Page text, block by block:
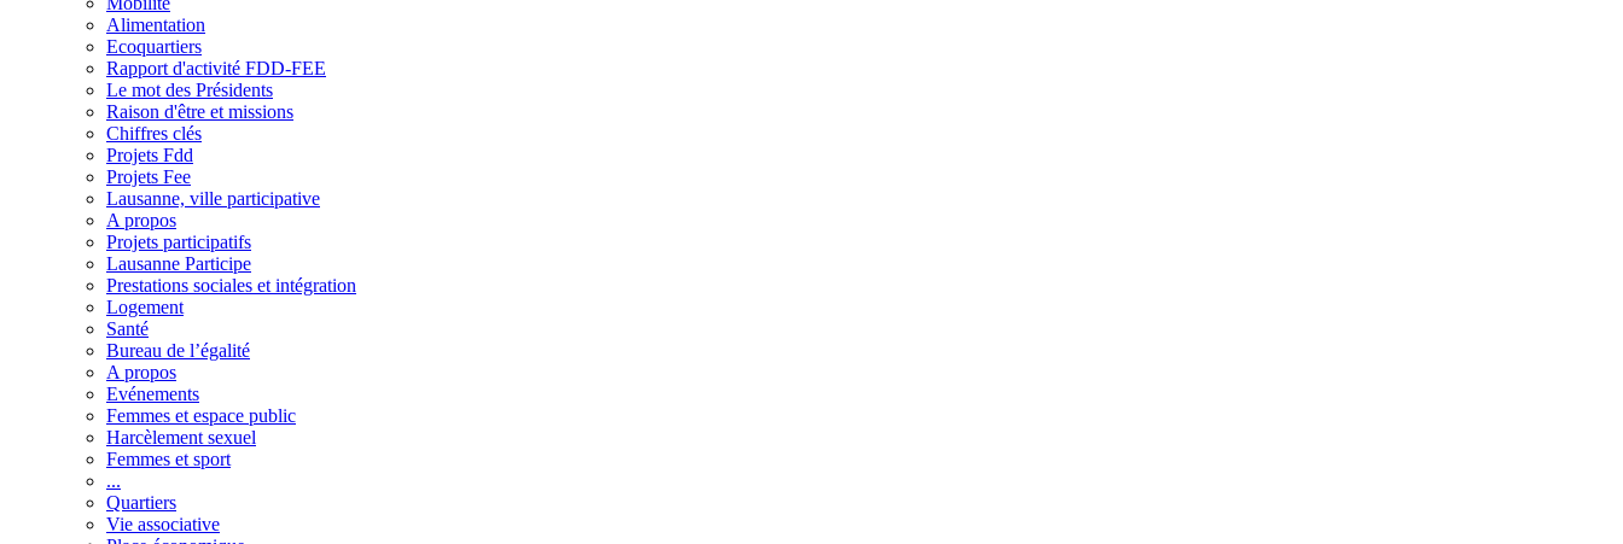
Alimentation
Ecoquartiers
Rapport d'activité FDD-FEE
Le mot des Présidents
Raison d'être et missions
Chiffres clés
Projets Fdd
Projets Fee
Lausanne, ville participative
A propos
Projets participatifs
Lausanne Participe
Prestations sociales et intégration
Logement
Santé
Bureau de l’égalité
A propos
Evénements
Femmes et espace public
Harcèlement sexuel
Femmes et sport
...
Quartiers
Vie associative